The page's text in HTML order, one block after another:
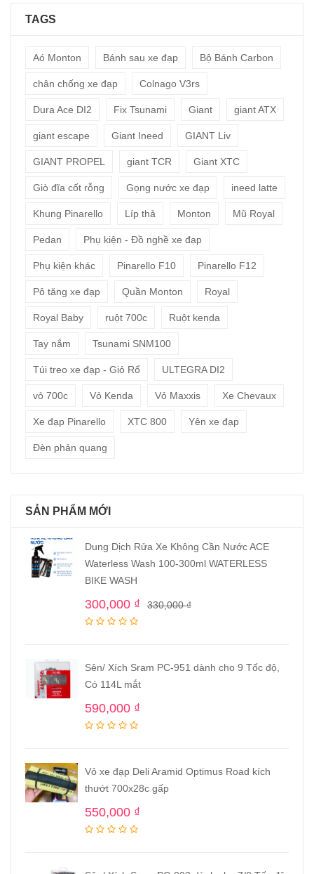
TAGS
Aó Monton Bánh sau xe đạp Bộ Bánh Carbon
chân chống xe đạp Colnago V3rs
Dura Ace DI2 Fix Tsunami Giant giant ATX
giant escape Giant Ineed GIANT Liv
GIANT PROPEL giant TCR Giant XTC
Giò đĩa cốt rỗng Gọng nước xe đạp ineed latte
Khung Pinarello Líp thả Monton Mũ Royal
Pedan Phụ kiện - Đồ nghề xe đạp
Phụ kiện khác Pinarello F10 Pinarello F12
Pô tăng xe đạp Quần Monton Royal
Royal Baby ruột 700c Ruột kenda
Tay nắm Tsunami SNM100
Túi treo xe đạp - Giỏ Rổ ULTEGRA DI2
vỏ 700c Vỏ Kenda Vỏ Maxxis Xe Chevaux
Xe đạp Pinarello XTC 800 Yên xe đạp
Đèn phản quang
SẢN PHẨM MỚI
Dung Dịch Rửa Xe Không Cần Nước ACE
Waterless Wash 100-300ml WATERLESS
BIKE WASH
330,000₫
300,000 ₫
Sên/ Xích Sram PC-951 dành cho 9 Tốc độ,
Có 114L mắt
590,000 ₫
Vỏ xe đạp Deli Aramid Optimus Road kích
thướt 700x28c gấp
550,000 ₫